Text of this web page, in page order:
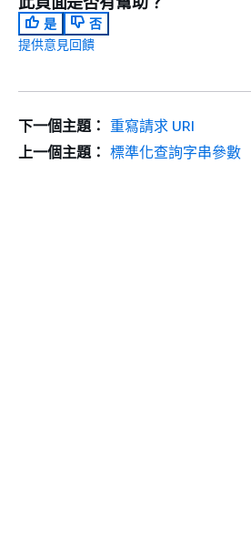
是
否
提供意見回饋
下一個主題： 重寫請求 URI
上一個主題： 標準化查詢字串參數